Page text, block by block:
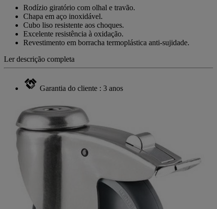
mesma
página.
Rodízio giratório com olhal e travão.
Chapa em aço inoxidável.
Cubo liso resistente aos choques.
Excelente resistência à oxidação.
Revestimento em borracha termoplástica anti-sujidade.
Ler descrição completa
Garantia do cliente : 3 anos